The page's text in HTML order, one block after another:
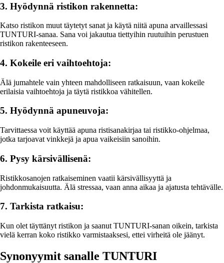
3. Hyödynnä ristikon rakennetta:
Katso ristikon muut täytetyt sanat ja käytä niitä apuna arvaillessasi
TUNTURI-sanaa. Sana voi jakautua tiettyihin ruutuihin perustuen
ristikon rakenteeseen.
4. Kokeile eri vaihtoehtoja:
Älä jumahtele vain yhteen mahdolliseen ratkaisuun, vaan kokeile
erilaisia vaihtoehtoja ja täytä ristikkoa vähitellen.
5. Hyödynnä apuneuvoja:
Tarvittaessa voit käyttää apuna ristisanakirjaa tai ristikko-ohjelmaa,
jotka tarjoavat vinkkejä ja apua vaikeisiin sanoihin.
6. Pysy kärsivällisenä:
Ristikkosanojen ratkaiseminen vaatii kärsivällisyyttä ja
johdonmukaisuutta. Älä stressaa, vaan anna aikaa ja ajatusta tehtävälle.
7. Tarkista ratkaisu:
Kun olet täyttänyt ristikon ja saanut TUNTURI-sanan oikein, tarkista
vielä kerran koko ristikko varmistaaksesi, ettei virheitä ole jäänyt.
Synonyymit sanalle TUNTURI